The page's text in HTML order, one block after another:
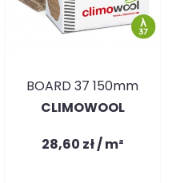
BOARD 37 150mm
CLIMOWOOL
28,60 zł / m²